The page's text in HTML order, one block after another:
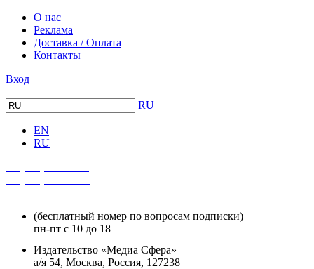
О нас
Реклама
Доставка / Оплата
Контакты
Вход
RU
EN
RU
(бесплатный номер по вопросам подписки)
пн-пт с 10 до 18
Издательство «Медиа Сфера»
а/я 54, Москва, Россия, 127238